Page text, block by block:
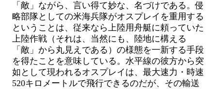
「敵」ながら、言い得て妙な、名づけである。侵
略部隊としての米海兵隊がオスプレイを重用する
ということは、従来なら上陸用舟艇に頼っていた
上陸作戦（それは、当然にも、陸地に構える
「敵」から丸見えである）の様態を一新する手段
を得たことを意味している。水平線の彼方から突
如として現われるオスプレイは、最大速力・時速
520キロメートルで飛行できるのだが、その輸送